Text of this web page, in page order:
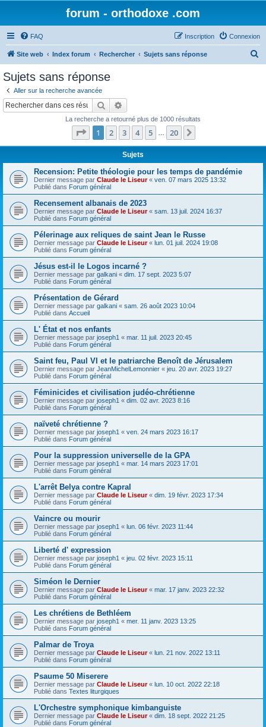
forum - orthodoxe .com
FAQ Connexion
Inscription
Site web Index forum Rechercher Sujets sans réponse
Sujets sans réponse
Aller sur la recherche avancée
Rechercher
La recherche a retourné plus de 1000 résultats
Page 1sur20
1 2 3 4 5 20
Sujets
Recension: Petite théologie pour les temps de pandémie
Dernier message par Claude le Liseur« ven. 07 mars 2025 13:32
Publié dans Forum général
Recensement albanais de 2023
Dernier message par Claude le Liseur« sam. 13 juil. 2024 16:37
Publié dans Forum général
Pélerinage aux reliques de saint Jean le Russe
Dernier message par Claude le Liseur« lun. 01 juil. 2024 19:08
Publié dans Forum général
Jésus est-il le Logos incarné ?
Dernier message par galkani « dim. 17 sept. 2023 5:07
Publié dans Forum général
Présentation de Gérard
Dernier message par galkani « sam. 26 août 2023 10:04
Publié dans Accueil
L' État et nos enfants
Dernier message par joseph1 « mar. 11 juil. 2023 20:45
Publié dans Forum général
Saint feu, Paul VI et le patriarche Benoît de Jérusalem
Dernier message par JeanMichelLemonnier « jeu. 20 avr. 2023 19:27
Publié dans Forum général
Féminicides et civilisation judéo-chrétienne
Dernier message par joseph1 « dim. 02 avr. 2023 8:16
Publié dans Forum général
naïveté chrétienne ?
Dernier message par joseph1 « ven. 24 mars 2023 16:17
Publié dans Forum général
Pour la suppression universelle de la GPA
Dernier message par joseph1 « mar. 14 mars 2023 17:01
Publié dans Forum général
L'arrêt Belya contre Kapral
Dernier message par Claude le Liseur« dim. 19 févr. 2023 17:34
Publié dans Forum général
Vaincre ou mourir
Dernier message par joseph1 « lun. 06 févr. 2023 11:44
Publié dans Forum général
Liberté d' expression
Dernier message par joseph1 « jeu. 02 févr. 2023 15:11
Publié dans Forum général
Siméon le Dernier
Dernier message par Claude le Liseur« mar. 17 janv. 2023 22:32
Publié dans Forum général
Les chrétiens de Bethléem
Dernier message par joseph1 « mer. 11 janv. 2023 13:25
Publié dans Forum général
Palmar de Troya
Dernier message par Claude le Liseur« lun. 21 nov. 2022 13:11
Publié dans Forum général
Psaume 50 Miserere
Dernier message par Claude le Liseur« lun. 10 oct. 2022 22:18
Publié dans Textes liturgiques
L'Orchestre symphonique kimbanguiste
Dernier message par Claude le Liseur« dim. 18 sept. 2022 21:25
Publié dans Forum général